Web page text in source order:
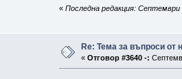
« Последна редакция: Септември
Re: Тема за въпроси от
« Отговор #3640 -: